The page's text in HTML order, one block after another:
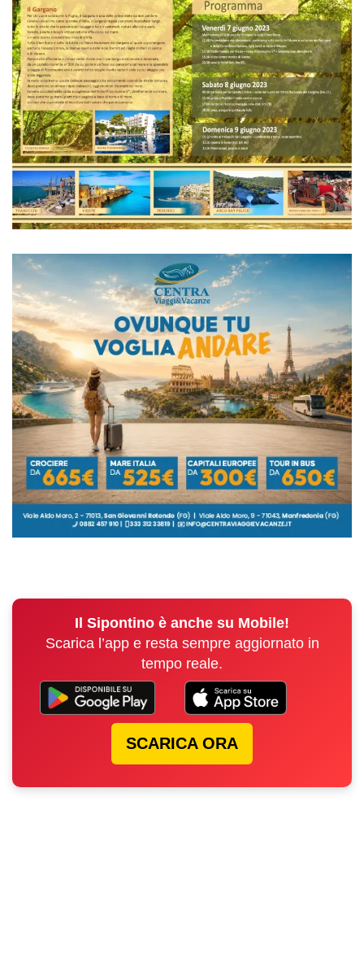
Il Sipontino è anche su Mobile!
Scarica l’app e resta sempre aggiornato in
tempo reale.
SCARICA ORA